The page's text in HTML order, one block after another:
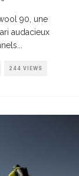
90, une
audacieux
244 VIEWS